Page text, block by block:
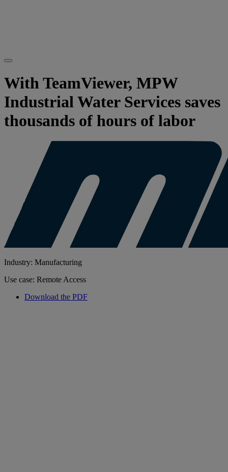
With TeamViewer, MPW
Industrial Water Services saves
thousands of hours of labor
Industry: Manufacturing
Use case: Remote Access
Download the PDF